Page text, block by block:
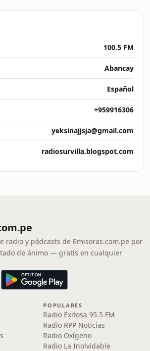
100.5 FM
Abancay
Español
+959916306
yeksinajjsja@gmail.com
radiosurvilla.blogspot.com
radio y pódcasts de Emisoras.com.pe por
de ánimo — gratis en cualquier
POPULARES
Radio Exitosa 95.5 FM
Radio RPP Noticias
Radio Oxígeno
Radio La Inolvidable